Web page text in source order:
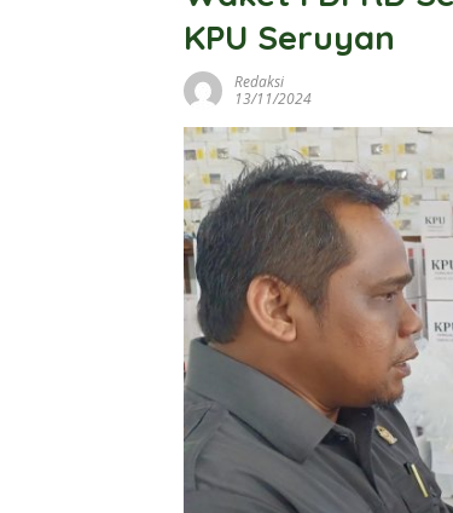
KPU Seruyan
Redaksi
13/11/2024